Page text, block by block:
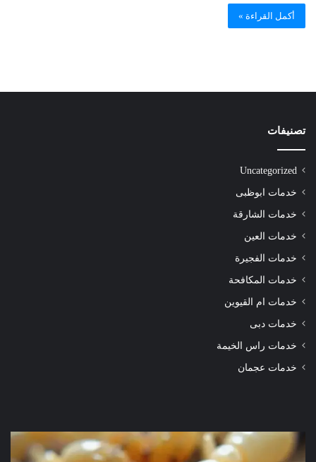
أكمل القراءة »
تصنيفات
Uncategorized
خدمات ابوظبى
خدمات الشارقة
خدمات العين
خدمات الفجيرة
خدمات المكافحة
خدمات ام القيوين
خدمات دبى
خدمات راس الخيمة
خدمات عجمان
شركة
مكافحة